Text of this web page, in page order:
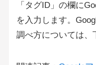
「タグID」の欄に
を入力します。
調べ方については、